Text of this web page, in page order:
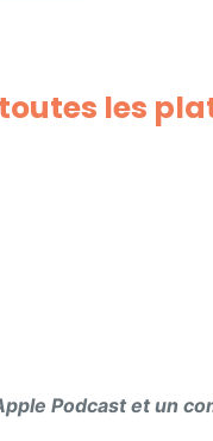
les
Podcast et un